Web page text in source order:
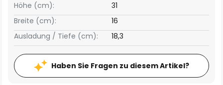
Breite (cm): 16
Höhe (cm): 31
Ausladung / Tiefe (cm): 18,3
Haben Sie Fragen zu diesem Artikel?